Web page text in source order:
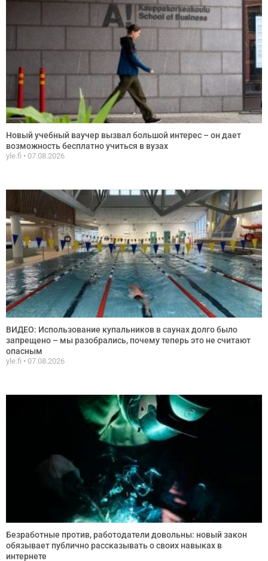
Новый учебный ваучер вызвал большой интерес – он дает
возможность бесплатно учиться в вузах
yle.fi 07.08.2026
ВИДЕО: Использование купальников в саунах долго было
запрещено – мы разобрались, почему теперь это не считают
опасным
yle.fi 07.08.2026
Безработные против, работодатели довольны: новый закон
обязывает публично рассказывать о своих навыках в
интернете